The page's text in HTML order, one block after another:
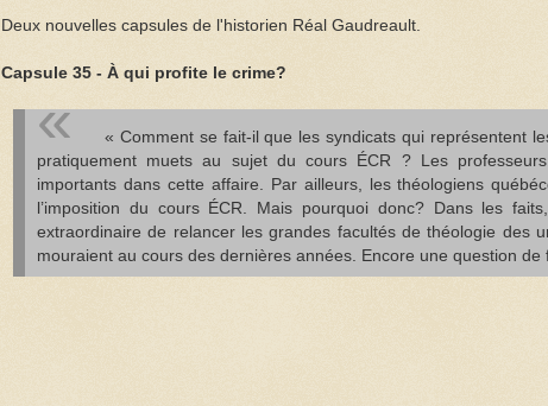
Deux nouvelles capsules de l'historien Réal Gaudreault.
Capsule 35 - À qui profite le crime?
« Comment se fait-il que les syndicats qui représentent
pratiquement muets au sujet du cours ÉCR ? Les
importants dans cette affaire. Par ailleurs, les théologiens
l’imposition du cours ÉCR. Mais pourquoi donc? Dans les
extraordinaire de relancer les grandes facultés de théologie des
mouraient au cours des dernières années. Encore une question de